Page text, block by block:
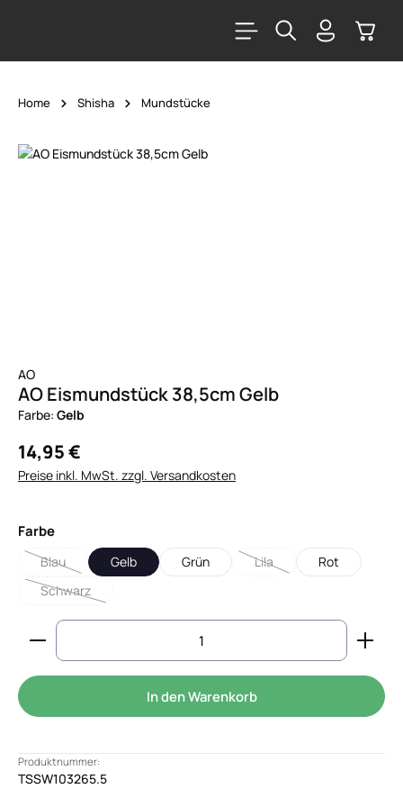
Home Shisha Mundstücke
Bildergalerie überspringen
AO
AO Eismundstück 38,5cm Gelb
Farbe: Gelb
14,95 €
Preise inkl. MwSt. zzgl. Versandkosten
Farbeauswählen
Blau
(Diese Option ist zurzeit nicht verfügbar.)
Gelb Grün Lila
(Diese Option ist zurzeit
Rot
Schwarz
(Diese Option ist zurzeit nicht verfügbar.)
Produkt Anzahl: Gib den gewünschten Wert
In den Warenkorb
Produktnummer:
TSSW103265.5